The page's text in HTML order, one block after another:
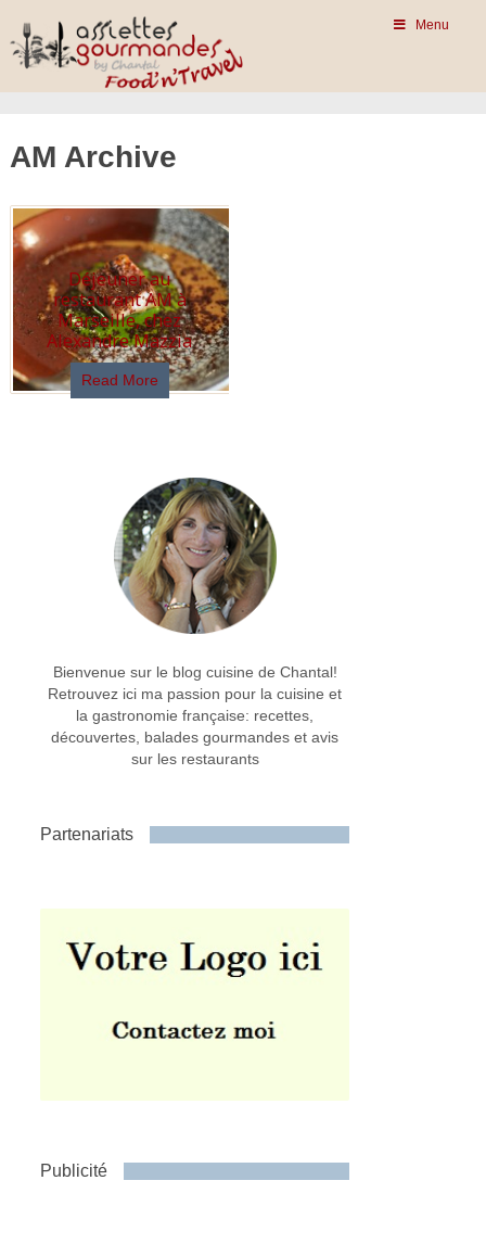
Menu
AM Archive
Déjeuner au
restaurant AM à
Marseille, chez
Alexandre Mazzia
Read More
Bienvenue sur le blog cuisine de Chantal!
Retrouvez ici ma passion pour la cuisine et
la gastronomie française: recettes,
découvertes, balades gourmandes et avis
sur les restaurants
Partenariats
Publicité